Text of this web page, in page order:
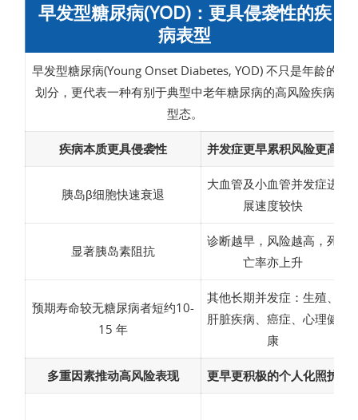
早发型糖尿病(YOD)：更具侵袭性的疾
病表型
早发型糖尿病(Young Onset Diabetes, YOD) 不只是年龄的
划分，更代表一种有别于典型中老年糖尿病的高风险疾病
型态。
疾病本质更具侵袭性 并发症更早累积风险更高
胰岛β细胞快速衰退
大血管及小血管并发症进
展速度较快
显著胰岛素阻抗
诊断越早，风险越高，死
亡率亦上升
预期寿命较无糖尿病者短约10-
15 年
其他长期并发症：生殖、
肝脏疾病、癌症、心理健
康
多重因素推动高风险表现 更早更积极的个人化照护